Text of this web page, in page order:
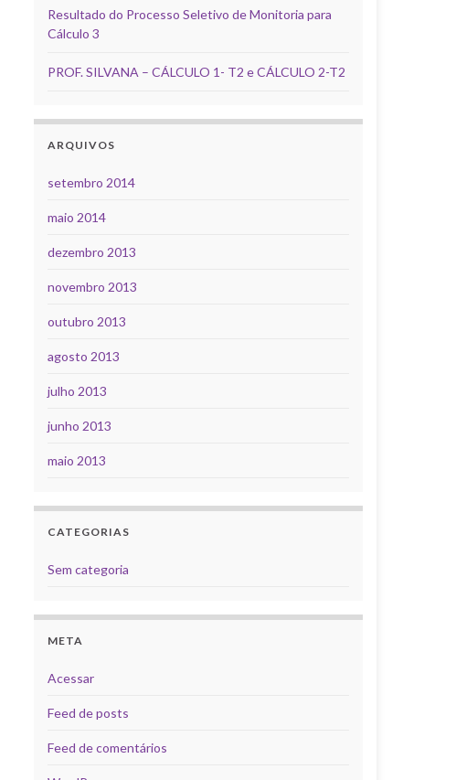
Resultado do Processo Seletivo de Monitoria para
Cálculo 3
PROF. SILVANA – CÁLCULO 1- T2 e CÁLCULO 2-T2
ARQUIVOS
setembro 2014
maio 2014
dezembro 2013
novembro 2013
outubro 2013
agosto 2013
julho 2013
junho 2013
maio 2013
CATEGORIAS
Sem categoria
META
Acessar
Feed de posts
Feed de comentários